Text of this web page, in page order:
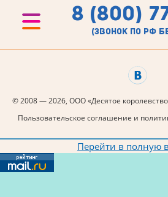
8 (800)
(звонок по рф
© 2008 — 2026, ООО «Десятое
Пользовательское соглашение и
Перейти в полную